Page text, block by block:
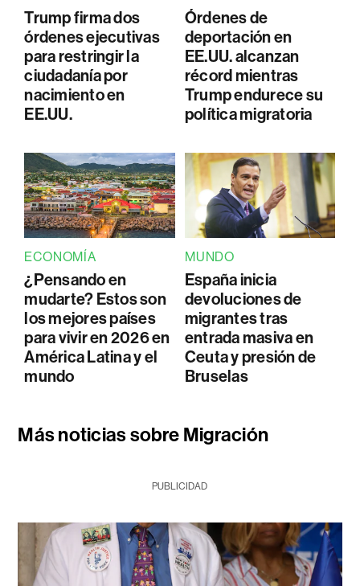
Trump firma dos
órdenes ejecutivas
para restringir la
ciudadanía por
nacimiento en
EE.UU.
Órdenes de
deportación en
EE.UU. alcanzan
récord mientras
Trump endurece su
política migratoria
ECONOMÍA
¿Pensando en
mudarte? Estos son
los mejores países
para vivir en 2026 en
América Latina y el
mundo
MUNDO
España inicia
devoluciones de
migrantes tras
entrada masiva en
Ceuta y presión de
Bruselas
Más noticias sobre Migración
PUBLICIDAD